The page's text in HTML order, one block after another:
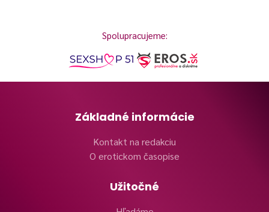
Spolupracujeme:
Základné informácie
Kontakt na redakciu
O erotickom časopise
Užitočné